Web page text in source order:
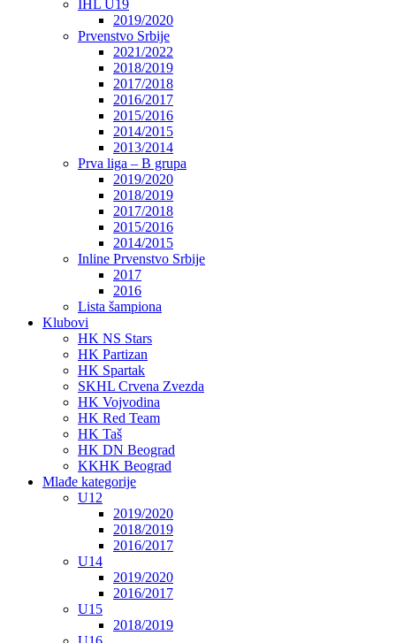
IHL U19
2019/2020
Prvenstvo Srbije
2021/2022
2018/2019
2017/2018
2016/2017
2015/2016
2014/2015
2013/2014
Prva liga – B grupa
2019/2020
2018/2019
2017/2018
2015/2016
2014/2015
Inline Prvenstvo Srbije
2017
2016
Lista šampiona
Klubovi
HK NS Stars
HK Partizan
HK Spartak
SKHL Crvena Zvezda
HK Vojvodina
HK Red Team
HK Taš
HK DN Beograd
KKHK Beograd
Mlađe kategorije
U12
2019/2020
2018/2019
2016/2017
U14
2019/2020
2016/2017
U15
2018/2019